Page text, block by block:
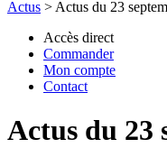
Actus > Actus du 23
Accès direct
Commander
Mon compte
Contact
Actus du 23